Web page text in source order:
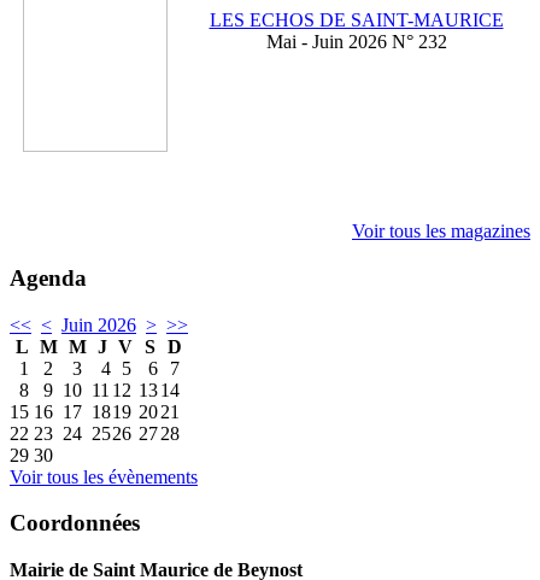
LES ECHOS DE SAINT-MAURICE
Mai - Juin 2026 N° 232
Voir tous les magazines
Agenda
<< < Juin 2026 > >>
L M M J V S D
1
2 3 4 5 6
7
8
9 10 11 12 1314
15 16 17 1819 2021
22 23 24 2526 2728
29 30
Voir tous les évènements
Coordonnées
Mairie de Saint Maurice de Beynost